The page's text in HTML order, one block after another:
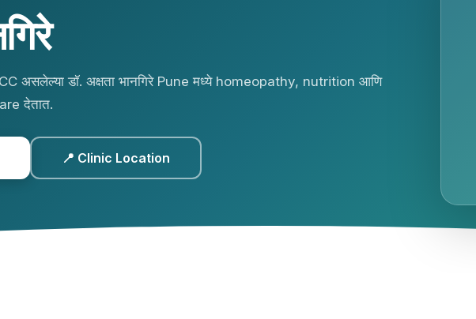
असलेल्या डॉ. अक्षता भानगिरे Pune मध्ये homeopathy, nutrition आणि
देतात.
📍 Clinic Location